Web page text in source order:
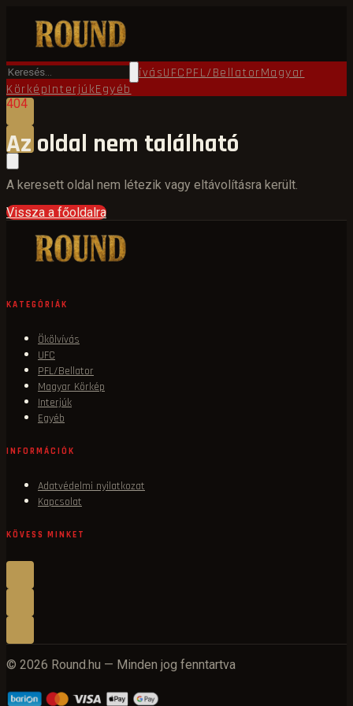
FőoldalRound TV ÖkölvívásUFCPFL/BellatorMagyar
KörképInterjúkEgyéb
404
Az oldal nem található
A keresett oldal nem létezik vagy eltávolításra került.
Vissza a főoldalra
KATEGÓRIÁK
Ökölvívás
UFC
PFL/Bellator
Magyar Körkép
Interjúk
Egyéb
INFORMÁCIÓK
Adatvédelmi nyilatkozat
Kapcsolat
KÖVESS MINKET
© 2026 Round.hu — Minden jog fenntartva